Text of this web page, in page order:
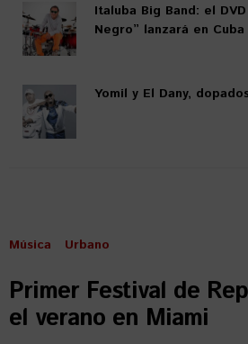
Italuba Big Band: el
Negro” lanzará en Cuba
Yomil y El Dany,
Música Urbano
Primer Festival de
el verano en Miami